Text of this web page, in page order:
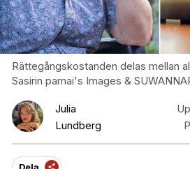
Rättegångskostanden delas mellan
Sasirin pamai's Images &
Julia
Lundberg
Dela